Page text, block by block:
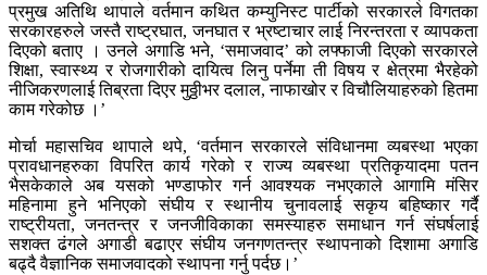
प्रमुख अतिथि थापाले वर्तमान कथित कम्युनिस्ट पार्टीको सरकारले विगतका
सरकारहरुले जस्तै राष्ट्रघात, जनघात र भ्रष्टाचार लाई निरन्तरता र व्यापकता
दिएको बताए । उनले अगाडि भने, ‘समाजवाद’ को लफ्फाजी दिएको सरकारले
शिक्षा, स्वास्थ्य र रोजगारीको दायित्व लिनु पर्नेमा ती विषय र क्षेत्रमा भैरहेको
नीजिकरणलाई तिब्रता दिएर मुठ्ठीभर दलाल, नाफाखोर र विचौलियाहरुको हितमा
काम गरेकोछ ।’
मोर्चा महासचिव थापाले थपे, ‘वर्तमान सरकारले संविधानमा व्यबस्था भएका
प्रावधानहरुका विपरित कार्य गरेको र राज्य व्यबस्था प्रतिकृयादमा पतन
भैसकेकाले अब यसको भण्डाफोर गर्न आवश्यक नभएकाले आगामि मंसिर
महिनामा हुने भनिएको संघीय र स्थानीय चुनावलाई सकृय बहिष्कार गर्दै
राष्ट्रीयता, जनतन्त्र र जनजीविकाका समस्याहरु समाधान गर्न संघर्षलाई
सशक्त ढंगले अगाडी बढाएर संघीय जनगणतन्त्र स्थापनाको दिशामा अगाडि
बढ्दै वैज्ञानिक समाजवादको स्थापना गर्नु पर्दछ।’